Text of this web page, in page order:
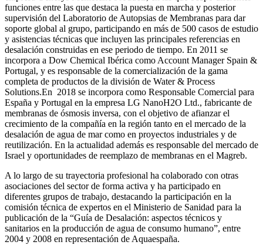
funciones entre las que destaca la puesta en marcha y posterior
supervisión del Laboratorio de Autopsias de Membranas para dar
soporte global al grupo, participando en más de 500 casos de estudio
y asistencias técnicas que incluyen las principales referencias en
desalación construidas en ese periodo de tiempo. En 2011 se
incorpora a Dow Chemical Ibérica como Account Manager Spain &
Portugal, y es responsable de la comercialización de la gama
completa de productos de la división de Water & Process
Solutions.En 2018 se incorpora como Responsable Comercial para
España y Portugal en la empresa LG NanoH2O Ltd., fabricante de
membranas de ósmosis inversa, con el objetivo de afianzar el
crecimiento de la compañía en la región tanto en el mercado de la
desalación de agua de mar como en proyectos industriales y de
reutilización. En la actualidad además es responsable del mercado de
Israel y oportunidades de reemplazo de membranas en el Magreb.
A lo largo de su trayectoria profesional ha colaborado con otras
asociaciones del sector de forma activa y ha participado en
diferentes grupos de trabajo, destacando la participación en la
comisión técnica de expertos en el Ministerio de Sanidad para la
publicación de la “Guía de Desalación: aspectos técnicos y
sanitarios en la producción de agua de consumo humano”, entre
2004 y 2008 en representación de Aquaespaña.